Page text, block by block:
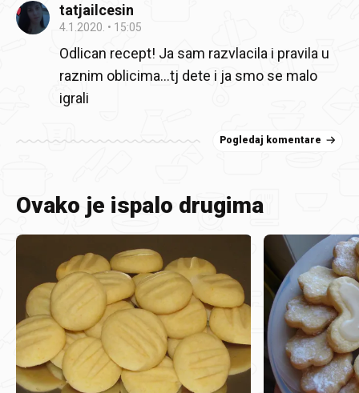
tatjailcesin
4.1.2020. 15:05
Odlican recept! Ja sam razvlacila i pravila u
raznim oblicima...tj dete i ja smo se malo
igrali
Pogledaj komentare
Ovako je ispalo drugima